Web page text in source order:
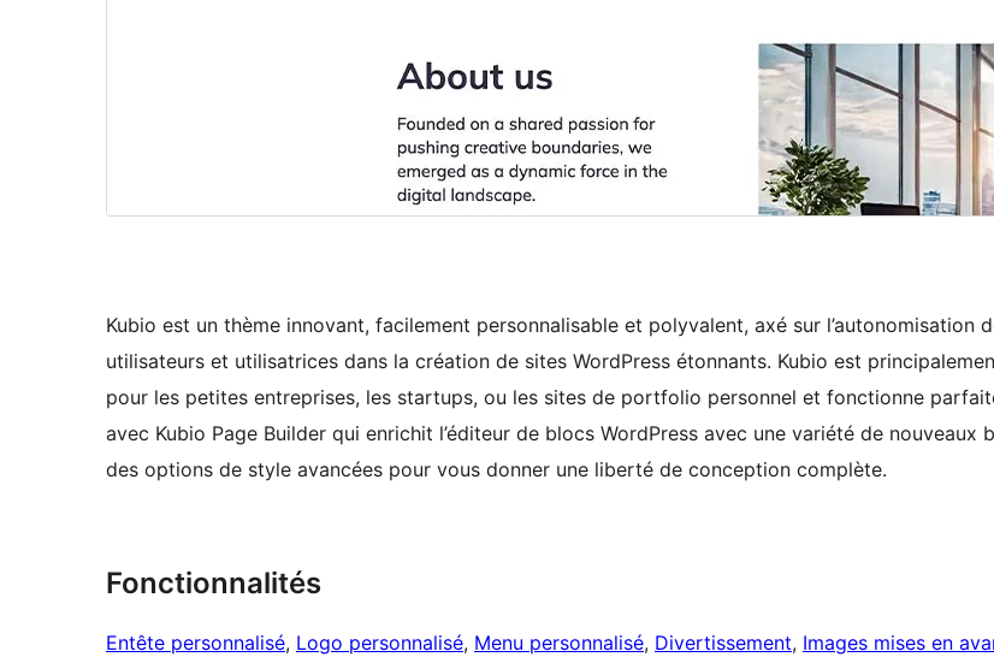
Kubio est un thème innovant, facilement personnalisable et polyvalent, axé sur l’autonomisation
utilisateurs et utilisatrices dans la création de sites WordPress étonnants. Kubio est
pour les petites entreprises, les startups, ou les sites de portfolio personnel et fonctionne
avec Kubio Page Builder qui enrichit l’éditeur de blocs WordPress avec une variété de nouveaux
des options de style avancées pour vous donner une liberté de conception complète.
Fonctionnalités
Entête personnalisé, Logo personnalisé, Menu personnalisé, Divertissement, Images mises en